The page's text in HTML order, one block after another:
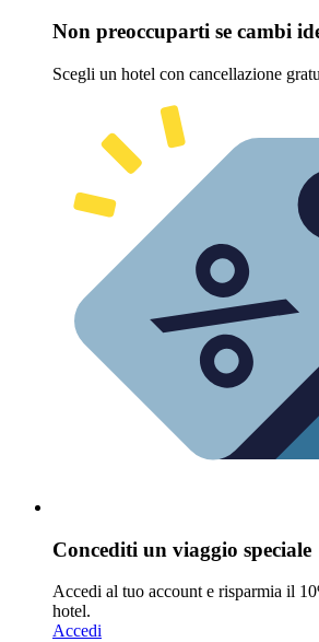
Non preoccuparti se cambi
Scegli un hotel con cancellazione
Concediti un viaggio speciale
Accedi al tuo account e risparmia il
hotel.
Accedi